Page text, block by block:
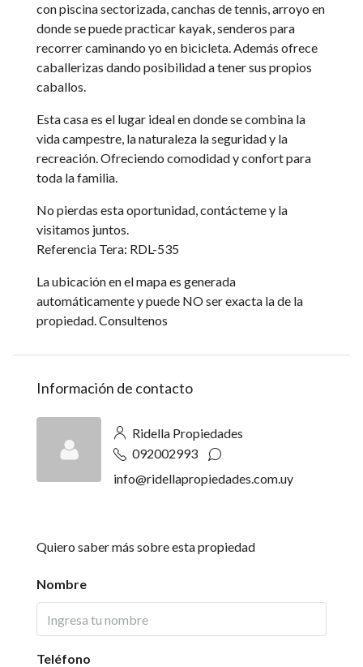
con piscina sectorizada, canchas de tennis, arroyo en
donde se puede practicar kayak, senderos para
recorrer caminando yo en bicicleta. Además ofrece
caballerizas dando posibilidad a tener sus propios
caballos.
Esta casa es el lugar ideal en donde se combina la
vida campestre, la naturaleza la seguridad y la
recreación. Ofreciendo comodidad y confort para
toda la familia.
No pierdas esta oportunidad, contácteme y la
visitamos juntos.
Referencia Tera: RDL-535
La ubicación en el mapa es generada
automáticamente y puede NO ser exacta la de la
propiedad. Consultenos
Información de contacto
Ridella Propiedades
092002993
info@ridellapropiedades.com.uy
Quiero saber más sobre esta propiedad
Nombre
Teléfono